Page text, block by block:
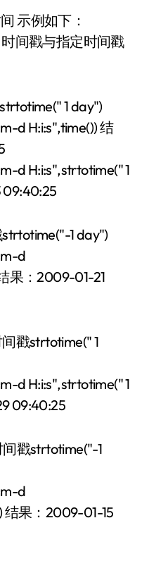
示例如下：
间戳与指定时间戳
1 day")
d H:i:s",time()) 结
d H:i:s",strtotime(" 1
1 day")
d
果：2009-01-21
戳strtotime(" 1
d H:i:s",strtotime(" 1
09:40:25
戳strtotime("-1
d
结果：2009-01-15